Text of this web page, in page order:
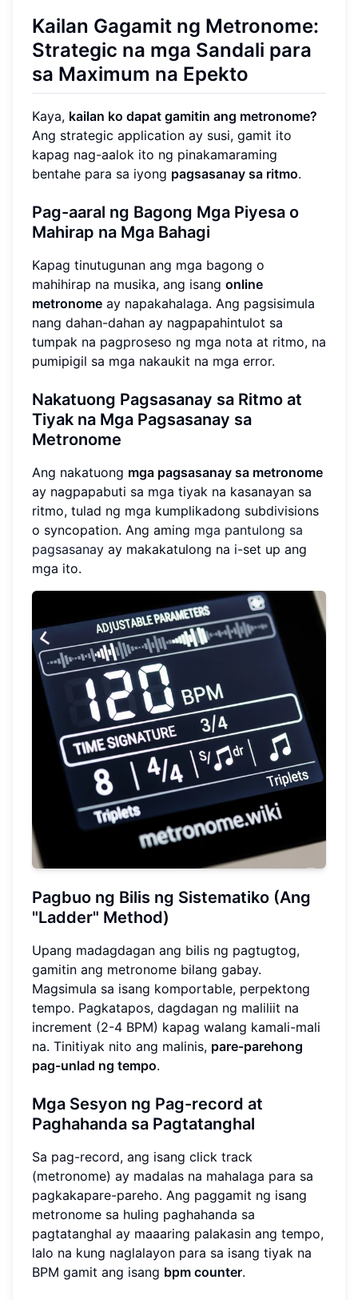
Kailan Gagamit ng Metronome:
Strategic na mga Sandali para
sa Maximum na Epekto
Kaya, kailan ko dapat gamitin ang metronome?
Ang strategic application ay susi, gamit ito
kapag nag-aalok ito ng pinakamaraming
bentahe para sa iyong pagsasanay sa ritmo.
Pag-aaral ng Bagong Mga Piyesa o
Mahirap na Mga Bahagi
Kapag tinutugunan ang mga bagong o
mahihirap na musika, ang isang online
metronome ay napakahalaga. Ang pagsisimula
nang dahan-dahan ay nagpapahintulot sa
tumpak na pagproseso ng mga nota at ritmo, na
pumipigil sa mga nakaukit na mga error.
Nakatuong Pagsasanay sa Ritmo at
Tiyak na Mga Pagsasanay sa
Metronome
Ang nakatuong mga pagsasanay sa metronome
ay nagpapabuti sa mga tiyak na kasanayan sa
ritmo, tulad ng mga kumplikadong subdivisions
o syncopation. Ang aming mga pantulong sa
pagsasanay ay makakatulong na i-set up ang
mga ito.
Pagbuo ng Bilis ng Sistematiko (Ang
"Ladder" Method)
Upang madagdagan ang bilis ng pagtugtog,
gamitin ang metronome bilang gabay.
Magsimula sa isang komportable, perpektong
tempo. Pagkatapos, dagdagan ng maliliit na
increment (2-4 BPM) kapag walang kamali-mali
na. Tinitiyak nito ang malinis, pare-parehong
pag-unlad ng tempo.
Mga Sesyon ng Pag-record at
Paghahanda sa Pagtatanghal
Sa pag-record, ang isang click track
(metronome) ay madalas na mahalaga para sa
pagkakapare-pareho. Ang paggamit ng isang
metronome sa huling paghahanda sa
pagtatanghal ay maaaring palakasin ang tempo,
lalo na kung naglalayon para sa isang tiyak na
BPM gamit ang isang bpm counter.